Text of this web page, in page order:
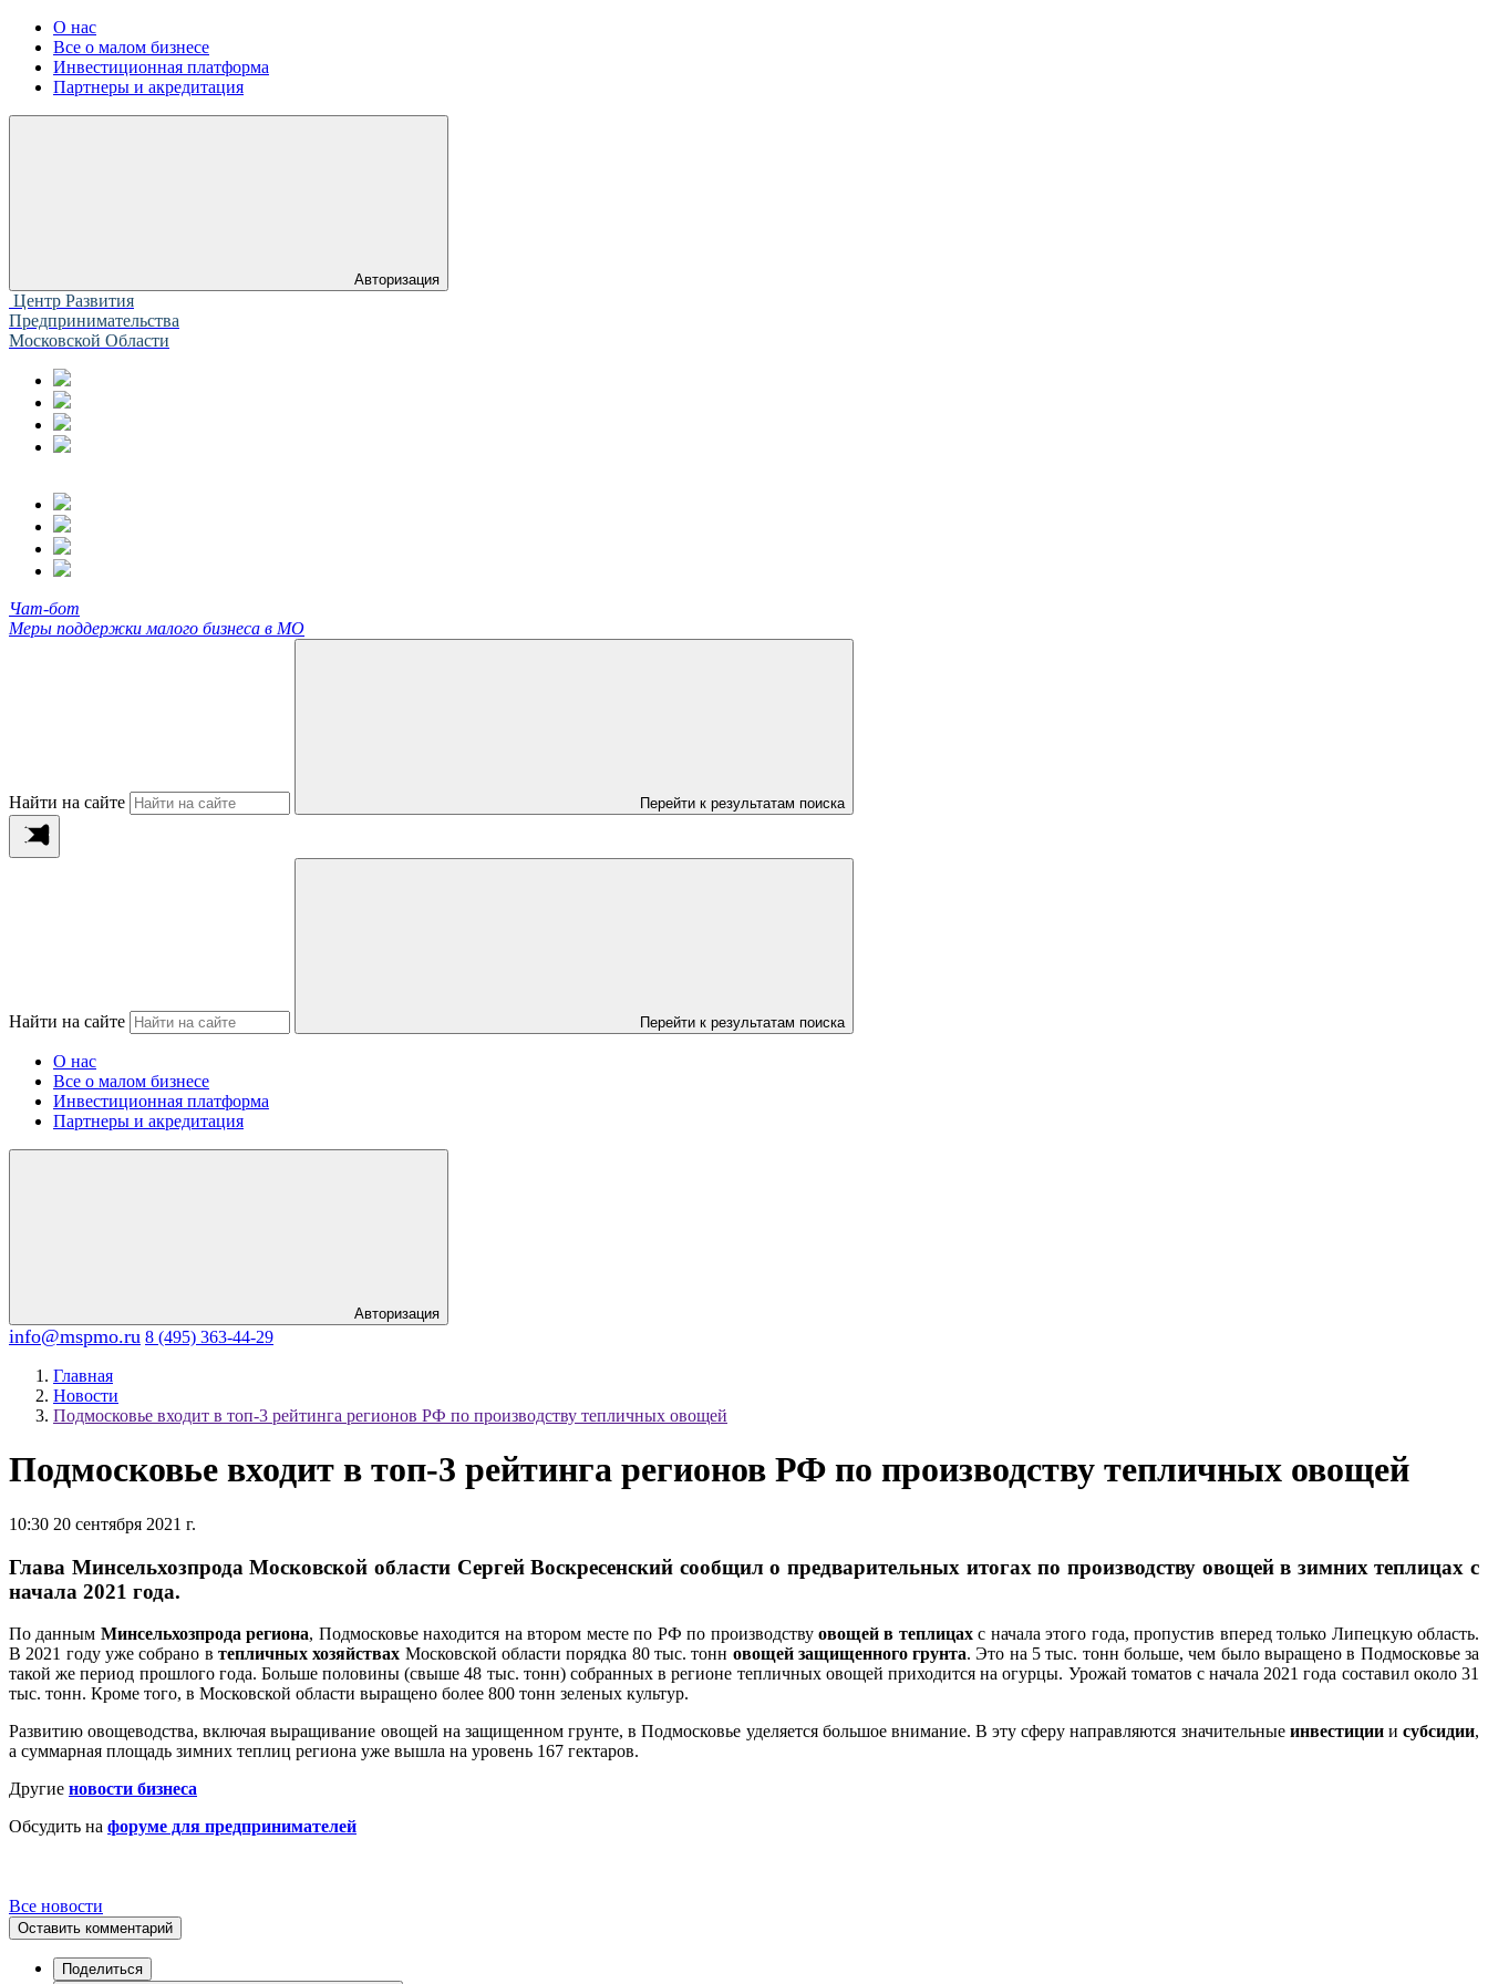
О нас
Все о малом бизнесе
Инвестиционная платформа
Партнеры и акредитация
Авторизация
Центр Развития
Предпринимательства
Московской Области
Чат-бот
Меры поддержки малого бизнеса в МО
Найти на сайте Перейти к результатам поиска
Найти на сайте Перейти к результатам поиска
О нас
Все о малом бизнесе
Инвестиционная платформа
Партнеры и акредитация
Авторизация
info@mspmo.ru 8 (495) 363-44-29
Главная
Новости
Подмосковье входит в топ-3 рейтинга регионов РФ по производству тепличных овощей
Подмосковье входит в топ-3 рейтинга регионов РФ по производству тепличных овощей
10:30 20 сентября 2021 г.
Глава Минсельхозпрода Московской области Сергей Воскресенский сообщил о предварительных итогах по производству овощей в зимних теплицах с
начала 2021 года.
По данным Минсельхозпрода региона, Подмосковье находится на втором месте по РФ по производству овощей в теплицахс начала этого года, пропустив вперед только Липецкую область.
В 2021 году уже собрано в тепличных хозяйствах Московской области порядка 80 тыс. тонн овощей защищенного грунта. Это на 5 тыс. тонн больше, чем было выращено в Подмосковье за
такой же период прошлого года. Больше половины (свыше 48 тыс. тонн) собранных в регионе тепличных овощей приходится на огурцы. Урожай томатов с начала 2021 года составил около 31
тыс. тонн. Кроме того, в Московской области выращено более 800 тонн зеленых культур.
Развитию овощеводства, включая выращивание овощей на защищенном грунте, в Подмосковье уделяется большое внимание. В эту сферу направляются значительные инвестицииисубсидии,
а суммарная площадь зимних теплиц региона уже вышла на уровень 167 гектаров.
Другие новости бизнеса
Обсудить на форуме для предпринимателей
Все новости
Оставить комментарий
Поделиться